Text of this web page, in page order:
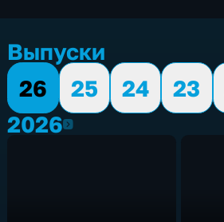
Выпуски
26
25 24 23
20262026